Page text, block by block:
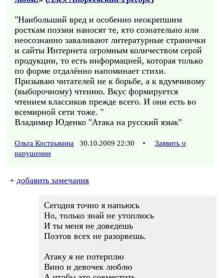
"Наибольший вред и особенно неокрепшим
росткам поэзии наносят те, кто сознательно или
неосознанно заваливают литературные странички
и сайты Интернета огромным количеством серой
продукции, то есть информацией, которая только
по форме отдалённо напоминает стихи.
Призываю читателей не к борьбе, а к вдумчивому
(выборочному) чтению. Вкус формируется
чтением классиков прежде всего. И они есть во
всемирной сети тоже. "
Владимир Юденко "Атака на русский язык"
Ольга Кострыкина 30.10.2009 22:30 •
Заявить о
нарушении
+ добавить замечания
Сегодня точно я напьюсь
Но, только знай не утоплюсь
И ты меня не доведешь
Поэтов всех не разорвешь.
Атаку я не потерплю
Вино и девочек люблю